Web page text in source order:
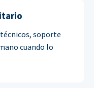
soporte
cuando lo